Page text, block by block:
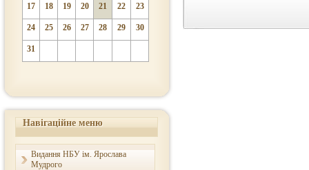
17 18 19 20 21 22 23
24 25 26 27 28 29 30
31
Навігаційне меню
Видання НБУ ім. Ярослава
Мудрого